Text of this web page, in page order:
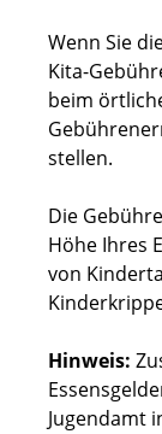
Wenn Sie
Kita-
beim
stellen.
Die
Höhe Ihres
von
Hinweis:
Jugendamt